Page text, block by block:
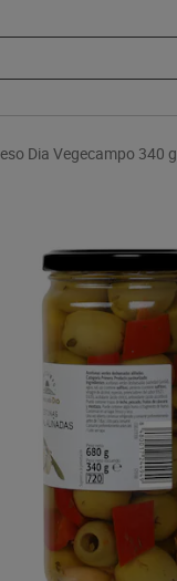
Dia Vegecampo 340 g